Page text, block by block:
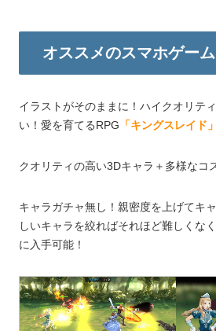
オススメのスマホゲーム
イラストがそのままに！ハイクオリテ
い！愛を育てるRPG 「キングスレイド」
クオリティの高い3Dキャラ＋多様なコ
キャラガチャ無し！親密度を上げてキ
しいキャラを絞ればそれほど難しくな
に入手可能！